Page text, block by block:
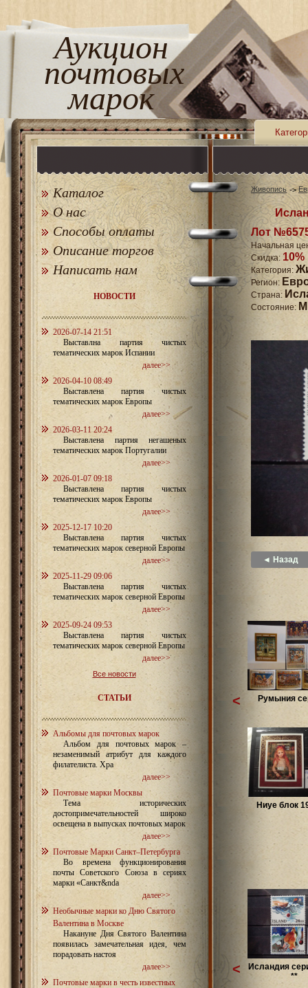
Аукцион
почтовых
марок
Каталог
О нас
Способы оплаты
Описание торгов
Написать нам
НОВОСТИ
2026-07-14 21:51
Выставлна партия чистых
тематических марок Испании
далее>>
2026-04-10 08:49
Выставлена партия чистых
тематических марок Европы
далее>>
2026-03-11 20:24
Выставлена партия негашеных
тематических марок Португалии
далее>>
2026-01-07 09:18
Выставлена партия чистых
тематических марок Европы
далее>>
2025-12-17 10:20
Выставлена партия чистых
тематических марок северной Европы
далее>>
2025-11-29 09:06
Выставлена партия чистых
тематических марок северной Европы
далее>>
2025-09-24 09:53
Выставлена партия чистых
тематических марок северной Европы
далее>>
Все новости
СТАТЬИ
Альбомы для почтовых марок
Альбом для почтовых марок –
незаменимый атрибут для каждого
филателиста. Хра
далее>>
Почтовые марки Москвы
Тема исторических
достопримечательностей широко
освещена в выпусках почтовых марок
далее>>
Почтовые Марки Санкт–Петербурга
Во времена функционирования
почты Советского Союза в сериях
марки «Санкт&nda
далее>>
Необычные марки ко Дню Святого
Валентина в Москве
Накануне Дня Святого Валентина
появилась замечательная идея, чем
порадовать настоя
далее>>
Почтовые марки в честь известных
Живопись
Лот
Начальная
Скидка: 10%
Категория:
Регион:
Страна:
Состояние:
◄ Назад
Румыния
Ниуе блок
<
Исландия
**
<